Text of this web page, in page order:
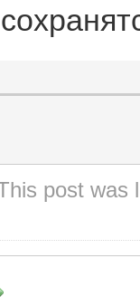
post was